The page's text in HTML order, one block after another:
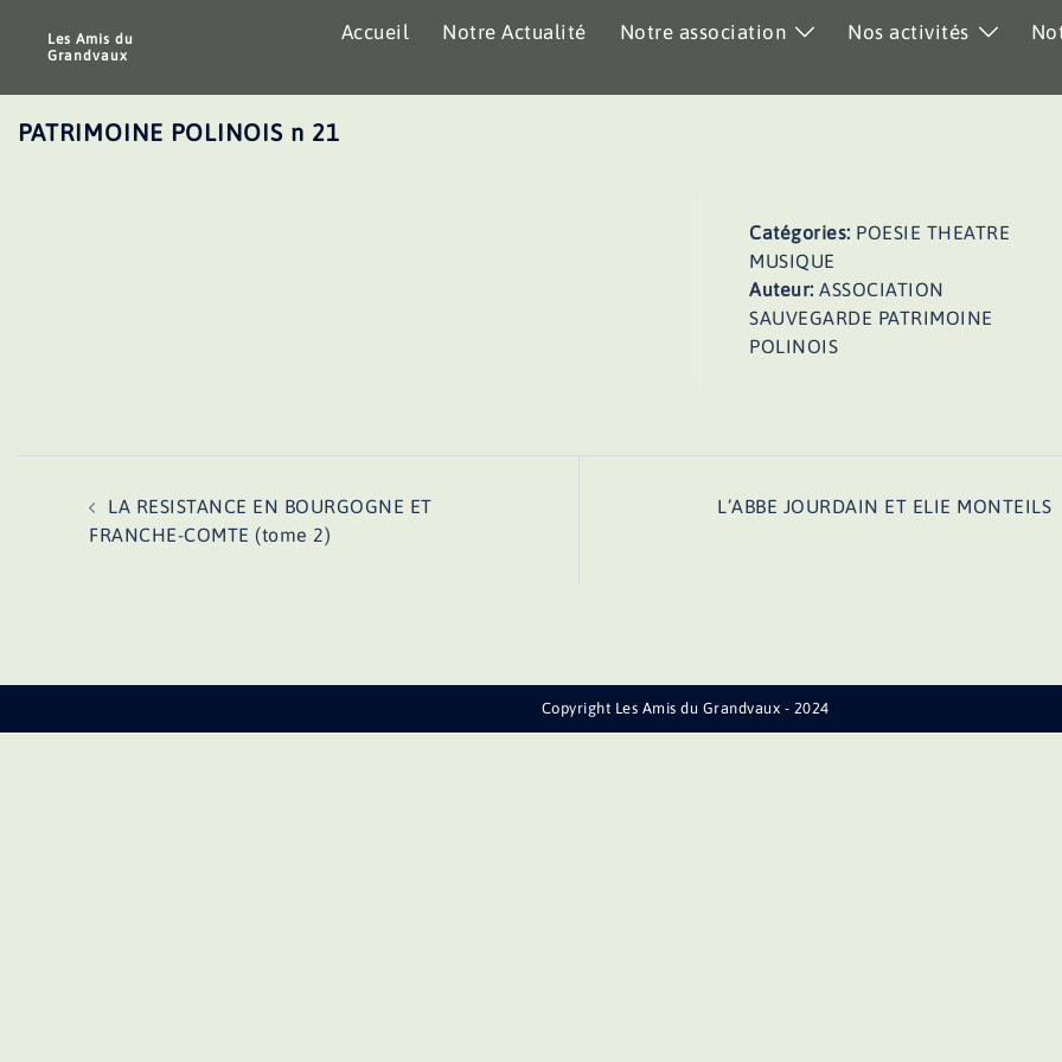
Les Amis du
Grandvaux
Accueil Notre Actualité Notre association Nos activités
PATRIMOINE POLINOIS n 21
Catégories: POESIE THEATRE
MUSIQUE
Auteur:ASSOCIATION
SAUVEGARDE PATRIMOINE
POLINOIS
d’article
LA RESISTANCE EN BOURGOGNE ET
FRANCHE-COMTE (tome 2)
L’ABBE JOURDAIN ET ELIE MONTEILS
Copyright Les Amis du Grandvaux - 2024